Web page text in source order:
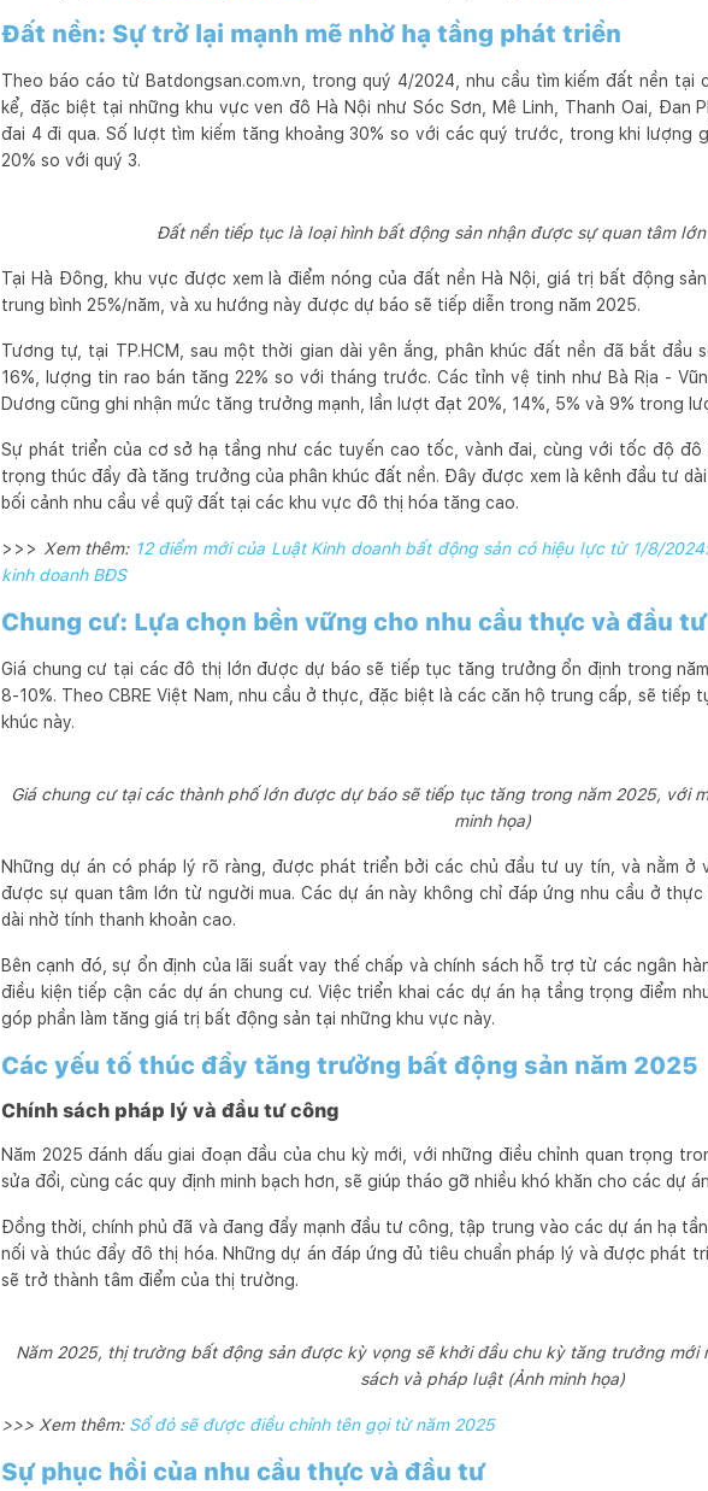
Đất nền: Sự trở lại mạnh mẽ nhờ hạ tầng phát triển
Theo báo cáo từ Batdongsan.com.vn, trong quý 4/2024, nhu cầu tìm kiếm đất nền
kể, đặc biệt tại những khu vực ven đô Hà Nội như Sóc Sơn, Mê Linh, Thanh Oai, Đan
đai 4 đi qua. Số lượt tìm kiếm tăng khoảng 30% so với các quý trước, trong khi lượng
20% so với quý 3.
Đất nền tiếp tục là loại hình bất động sản nhận được sự quan tâm lớn
Tại Hà Đông, khu vực được xem là điểm nóng của đất nền Hà Nội, giá trị bất động
trung bình 25%/năm, và xu hướng này được dự báo sẽ tiếp diễn trong năm 2025.
Tương tự, tại TP.HCM, sau một thời gian dài yên ắng, phân khúc đất nền đã bắt đầu
16%, lượng tin rao bán tăng 22% so với tháng trước. Các tỉnh vệ tinh như Bà Rịa -
Dương cũng ghi nhận mức tăng trưởng mạnh, lần lượt đạt 20%, 14%, 5% và 9% trong
Sự phát triển của cơ sở hạ tầng như các tuyến cao tốc, vành đai, cùng với tốc độ đô
trọng thúc đẩy đà tăng trưởng của phân khúc đất nền. Đây được xem là kênh đầu tư
bối cảnh nhu cầu về quỹ đất tại các khu vực đô thị hóa tăng cao.
>>> Xem thêm: 12 điểm mới của Luật Kinh doanh bất động sản có hiệu lực từ 1/8/
kinh doanh BĐS
Chung cư: Lựa chọn bền vững cho nhu cầu thực và đầu
Giá chung cư tại các đô thị lớn được dự báo sẽ tiếp tục tăng trưởng ổn định trong
8-10%. Theo CBRE Việt Nam, nhu cầu ở thực, đặc biệt là các căn hộ trung cấp, sẽ tiếp
khúc này.
Giá chung cư tại các thành phố lớn được dự báo sẽ tiếp tục tăng trong năm 2025, với
minh họa)
Những dự án có pháp lý rõ ràng, được phát triển bởi các chủ đầu tư uy tín, và nằm
được sự quan tâm lớn từ người mua. Các dự án này không chỉ đáp ứng nhu cầu ở
dài nhờ tính thanh khoản cao.
Bên cạnh đó, sự ổn định của lãi suất vay thế chấp và chính sách hỗ trợ từ các ngân
điều kiện tiếp cận các dự án chung cư. Việc triển khai các dự án hạ tầng trọng điểm
góp phần làm tăng giá trị bất động sản tại những khu vực này.
Các yếu tố thúc đẩy tăng trưởng bất động sản năm 2025
Chính sách pháp lý và đầu tư công
Năm 2025 đánh dấu giai đoạn đầu của chu kỳ mới, với những điều chỉnh quan trọng
sửa đổi, cùng các quy định minh bạch hơn, sẽ giúp tháo gỡ nhiều khó khăn cho các dự
Đồng thời, chính phủ đã và đang đẩy mạnh đầu tư công, tập trung vào các dự án hạ
nối và thúc đẩy đô thị hóa. Những dự án đáp ứng đủ tiêu chuẩn pháp lý và được phát
sẽ trở thành tâm điểm của thị trường.
Năm 2025, thị trường bất động sản được kỳ vọng sẽ khởi đầu chu kỳ tăng trưởng mới
sách và pháp luật (Ảnh minh họa)
>>> Xem thêm: Sổ đỏ sẽ được điều chỉnh tên gọi từ năm 2025
Sự phục hồi của nhu cầu thực và đầu tư